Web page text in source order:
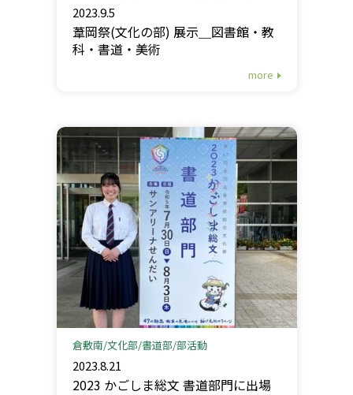
2023.9.5
葦岡祭(文化の部) 展示＿図書館・教
科・書道・美術
more
倉敷南 文化部 書道部 部活動
2023.8.21
2023 かごしま総文 書道部門に出場